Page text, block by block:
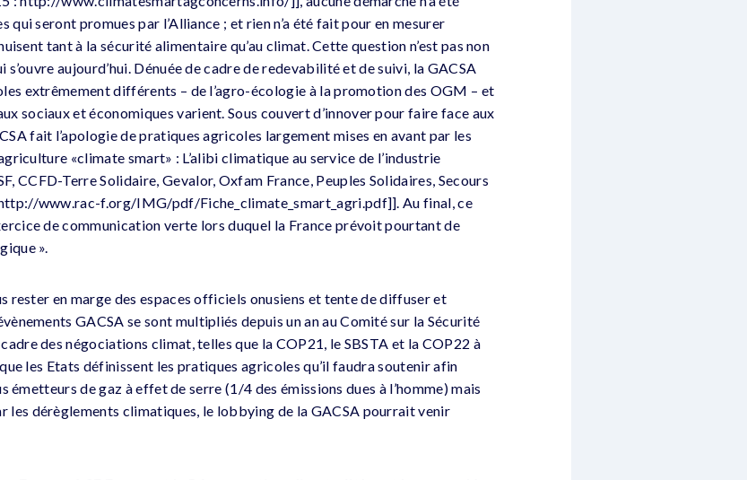
seront promues par l’Alliance ; et rien n’a été fait pour en mesurer
tant à la sécurité alimentaire qu’au climat. Cette question n’est pas non
s’ouvre aujourd’hui. Dénuée de cadre de redevabilité et de suivi, la GACSA
extrêmement différents – de l’agro-écologie à la promotion des OGM – et
sociaux et économiques varient. Sous couvert d’innover pour faire face aux
fait l’apologie de pratiques agricoles largement mises en avant par les
«climate smart» : L’alibi climatique au service de l’industrie
CCFD-Terre Solidaire, Gevalor, Oxfam France, Peuples Solidaires, Secours
www.rac-f.org/IMG/pdf/Fiche_climate_smart_agri.pdf]]. Au final, ce
de communication verte lors duquel la France prévoit pourtant de
».
rester en marge des espaces officiels onusiens et tente de diffuser et
GACSA se sont multipliés depuis un an au Comité sur la Sécurité
des négociations climat, telles que la COP21, le SBSTA et la COP22 à
les Etats définissent les pratiques agricoles qu’il faudra soutenir afin
émetteurs de gaz à effet de serre (1/4 des émissions dues à l’homme) mais
les dérèglements climatiques, le lobbying de la GACSA pourrait venir